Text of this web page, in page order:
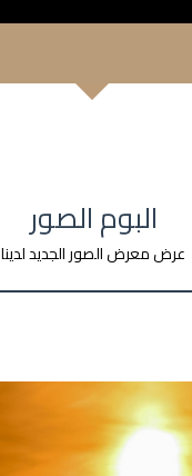
البوم الصور
عرض معرض الصور الجديد لدينا